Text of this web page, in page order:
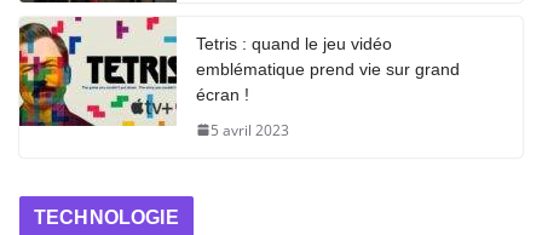
Tetris : quand le jeu vidéo
emblématique prend vie sur grand
écran !
5 avril 2023
TECHNOLOGIE